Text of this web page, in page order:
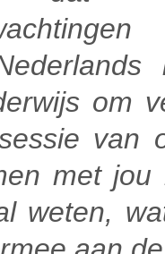
om
van
met jou
weten,